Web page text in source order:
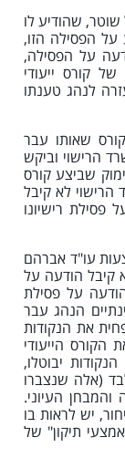
שוטר, שהודיע לו
על הפסילה הזו,
על הפסילה,
קורס ייעודי
מונעת") בשנת 2013. לא עזרה לנהג טענתו
שאותו עבר
למשרד הרישוי וביקש
שביצע קורס
לא קיבל
במרס 2018 הודיע על פסילת רישיונו
עו"ד אברהם
לא קיבל הודעה על
על פסילת
הנהג עבר
להפחית את הנקודות
הקורס הייעודי
אם הנקודות יבוטלו,
(אלה שנצברו
והמבחן העיוני.
יש לראות בו
תיקון" של